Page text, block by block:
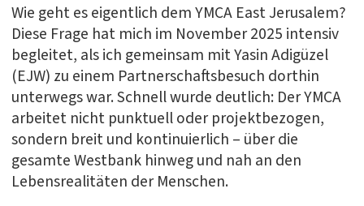
Wie geht es eigentlich dem YMCA East Jerusalem?
Diese Frage hat mich im November 2025 intensiv
begleitet, als ich gemeinsam mit Yasin Adigüzel
(EJW) zu einem Partnerschaftsbesuch dorthin
unterwegs war. Schnell wurde deutlich: Der YMCA
arbeitet nicht punktuell oder projektbezogen,
sondern breit und kontinuierlich – über die
gesamte Westbank hinweg und nah an den
Lebensrealitäten der Menschen.